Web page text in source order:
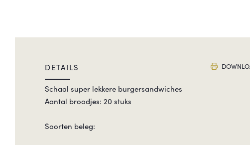
DETAILS
Schaal super lekkere burgersandwiches
Aantal broodjes: 20 stuks
Soorten beleg: